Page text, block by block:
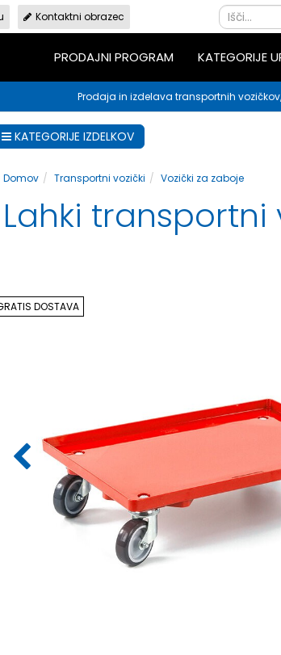
Kontaktni obrazec
PRODAJNI PROGRAM KATEGORIJE
Prodaja in izdelava transportnih
KATEGORIJE IZDELKOV
Domov Transportni vozički Vozički za zaboje
Lahki
DOSTAVA